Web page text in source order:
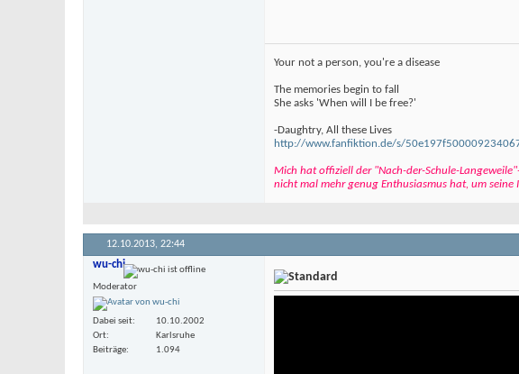
Your not a person, you're a disease
The memories begin to fall
She asks 'When will I be free?'
-Daughtry, All these Lives
http://www.fanfiktion.de/s/
Mich hat offiziell der "Nach-der-Schule-
nicht mal mehr genug Enthusiasmus hat, um seine
12.10.2013, 22:44
wu-chi
Moderator
Dabei seit
10.10.2002
Ort
Karlsruhe
Beiträge
1.094